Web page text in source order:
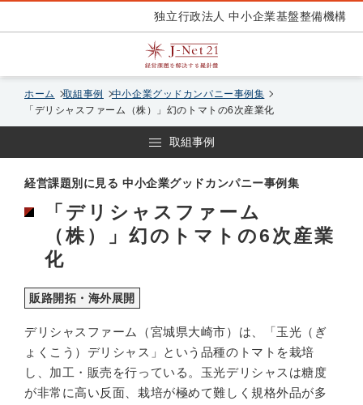
独立行政法人 中小企業基盤整備機構
ホーム 取組事例
中小企業グッドカンパニー事例集
「デリシャスファーム（株）」幻のトマトの6次産業化
取組事例
経営課題別に見る 中小企業グッドカンパニー事例集
「デリシャスファーム
（株）」幻のトマトの6次産業
化
販路開拓・海外展開
デリシャスファーム（宮城県大崎市）は、「玉光（ぎ
ょくこう）デリシャス」という品種のトマトを栽培
し、加工・販売を行っている。玉光デリシャスは糖度
が非常に高い反面、栽培が極めて難しく規格外品が多